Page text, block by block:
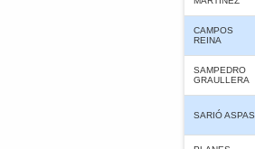
CAMPOS
REINA
SAMPEDRO
GRAULLERA
SARIÓ ASPAS